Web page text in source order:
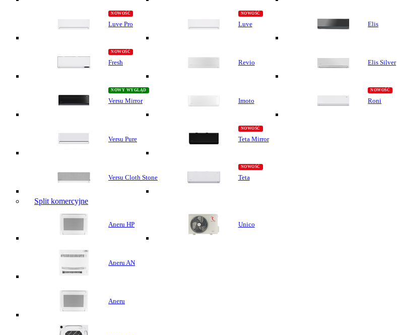
Luve Pro
Fresh
Versu Mirror
Versu Pure
Versu Cloth Stone
Luve
Revio
Imoto
Teta Mirror
Teta
Elis
Elis Silver
Roni
Split komercyjne
Aneru HP
Aneru AN
Aneru
Unico